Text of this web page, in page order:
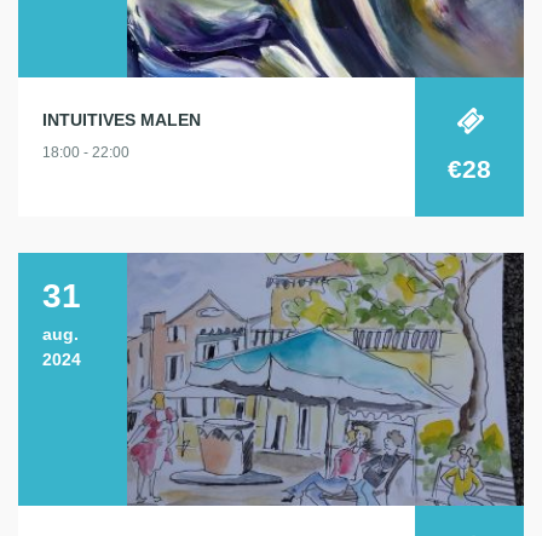
INTUITIVES MALEN
18:00 - 22:00
€28
31
aug.
2024